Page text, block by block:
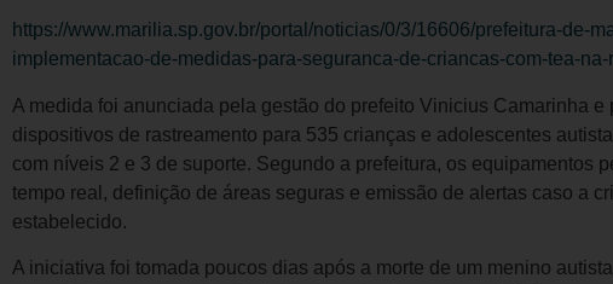
https://www.marilia.sp.gov.br/portal/noticias/0/3/16606/prefeitura-de-
implementacao-de-medidas-para-seguranca-de-criancas-com-tea-na-
A medida foi anunciada pela gestão do prefeito Vinicius Camarinha e
dispositivos de rastreamento para 535 crianças e adolescentes
com níveis 2 e 3 de suporte. Segundo a prefeitura, os equipamentos
tempo real, definição de áreas seguras e emissão de alertas caso a
estabelecido.
A iniciativa foi tomada poucos dias após a morte de um menino